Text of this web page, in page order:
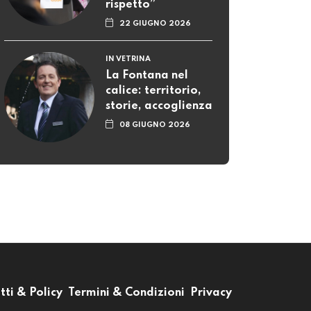
rispetto”
22 GIUGNO 2026
IN VETRINA
La Fontana nel
calice: territorio,
storie, accoglienza
08 GIUGNO 2026
& Policy Termini & Condizioni Privacy